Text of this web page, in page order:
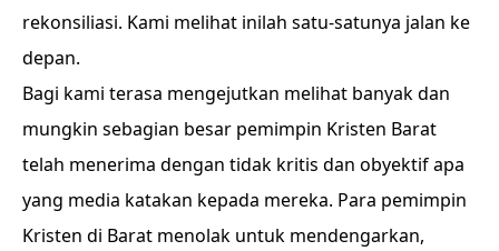
rekonsiliasi. Kami melihat inilah satu-satunya jalan ke
depan.
Bagi kami terasa mengejutkan melihat banyak dan
mungkin sebagian besar pemimpin Kristen Barat
telah menerima dengan tidak kritis dan obyektif apa
yang media katakan kepada mereka. Para pemimpin
Kristen di Barat menolak untuk mendengarkan,